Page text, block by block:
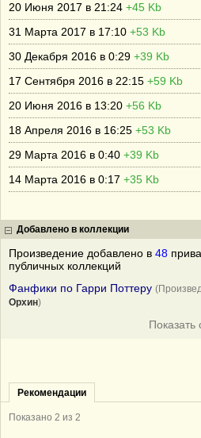
20 Июня 2017 в 21:24 +45 Kb
31 Марта 2017 в 17:10 +53 Kb
30 Декабря 2016 в 0:29 +39 Kb
17 Сентября 2016 в 22:15 +59 Kb
20 Июня 2016 в 13:20 +56 Kb
18 Апреля 2016 в 16:25 +53 Kb
29 Марта 2016 в 0:40 +39 Kb
14 Марта 2016 в 0:17 +35 Kb
Добавлено в коллекции
Произведение добавлено в 48
публичных коллекций
Фанфики по Гарри Поттеру
Орхин)
Рекомендации
Показано 2 из 2